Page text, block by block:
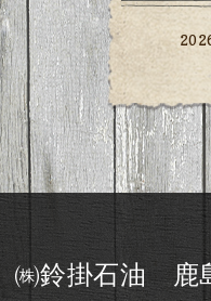
㈱鈴掛石油 鹿